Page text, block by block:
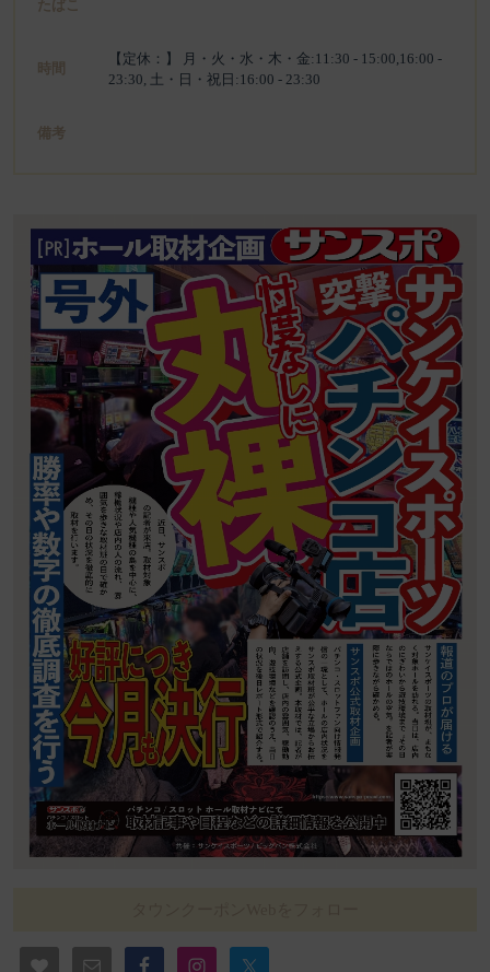
たばこ
時間
【定休：】 月・火・水・木・金:11:30 - 15:00,16:00 -
23:30, 土・日・祝日:16:00 - 23:30
備考